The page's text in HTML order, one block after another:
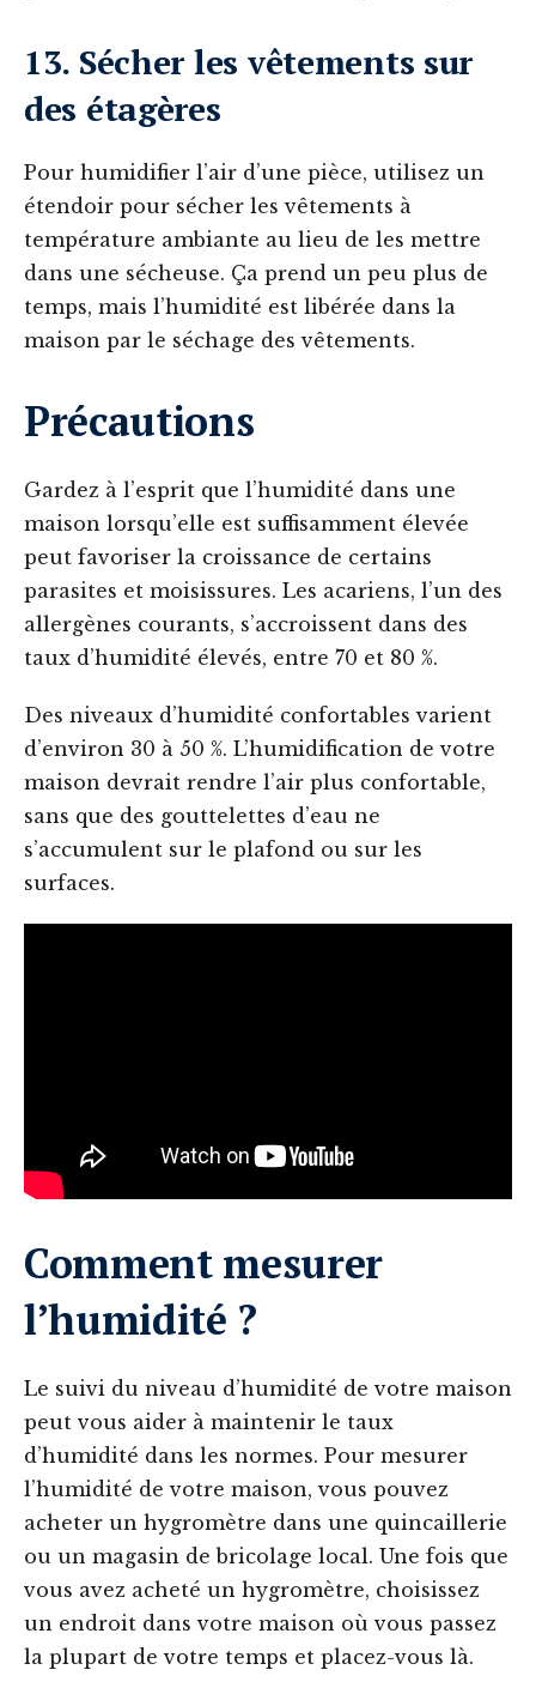
13. Sécher les vêtements sur
des étagères
Pour humidifier l’air d’une pièce, utilisez un
étendoir pour sécher les vêtements à
température ambiante au lieu de les mettre
dans une sécheuse. Ça prend un peu plus de
temps, mais l’humidité est libérée dans la
maison par le séchage des vêtements.
Précautions
Gardez à l’esprit que l’humidité dans une
maison lorsqu’elle est suffisamment élevée
peut favoriser la croissance de certains
parasites et moisissures. Les acariens, l’un des
allergènes courants, s’accroissent dans des
taux d’humidité élevés, entre 70 et 80 %.
Des niveaux d’humidité confortables varient
d’environ 30 à 50 %. L’humidification de votre
maison devrait rendre l’air plus confortable,
sans que des gouttelettes d’eau ne
s’accumulent sur le plafond ou sur les
surfaces.
Comment mesurer
l’humidité ?
Le suivi du niveau d’humidité de votre maison
peut vous aider à maintenir le taux
d’humidité dans les normes. Pour mesurer
l’humidité de votre maison, vous pouvez
acheter un hygromètre dans une quincaillerie
ou un magasin de bricolage local. Une fois que
vous avez acheté un hygromètre, choisissez
un endroit dans votre maison où vous passez
la plupart de votre temps et placez-vous là.